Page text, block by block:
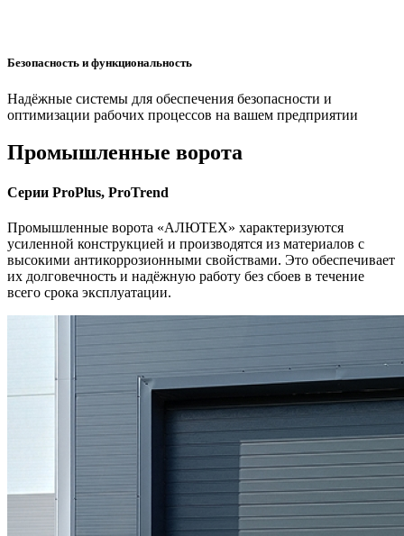
Безопасность и функциональность
Надёжные системы для обеспечения безопасности и
оптимизации рабочих процессов на вашем предприятии
Промышленные ворота
Серии ProPlus, ProTrend
Промышленные ворота «АЛЮТЕХ» характеризуются
усиленной конструкцией и производятся из материалов с
высокими антикоррозионными свойствами. Это обеспечивает
их долговечность и надёжную работу без сбоев в течение
всего срока эксплуатации.